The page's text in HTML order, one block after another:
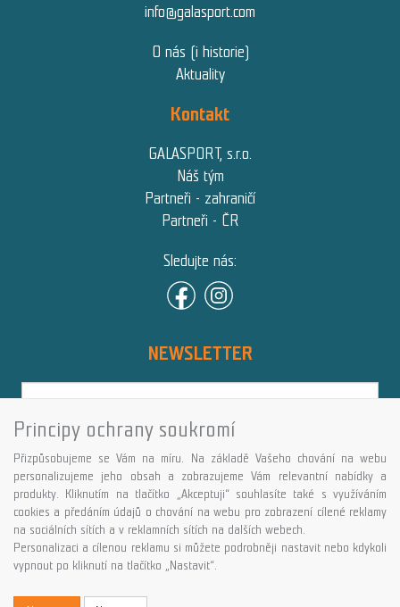
info@galasport.com
O nás (i historie)
Aktuality
Kontakt
GALASPORT, s.r.o.
Náš tým
Partneři - zahraničí
Partneři - ČR
Sledujte nás:
NEWSLETTER
Přihlásit
Více informací o této službě
Copyright © GALASPORT, s.r.o. 2026,
powered by ABRA E-shop
Principy ochrany soukromí
Přizpůsobujeme se Vám na míru. Na základě Vašeho chování na webu
personalizujeme jeho obsah a zobrazujeme Vám relevantní nabídky a
produkty. Kliknutím na tlačítko „Akceptuji“ souhlasíte také s využíváním
cookies a předáním údajů o chování na webu pro zobrazení cílené reklamy
na sociálních sítích a v reklamních sítích na dalších webech.
Personalizaci a cílenou reklamu si můžete podrobněji nastavit nebo kdykoli
vypnout po kliknutí na tlačítko „Nastavit“.